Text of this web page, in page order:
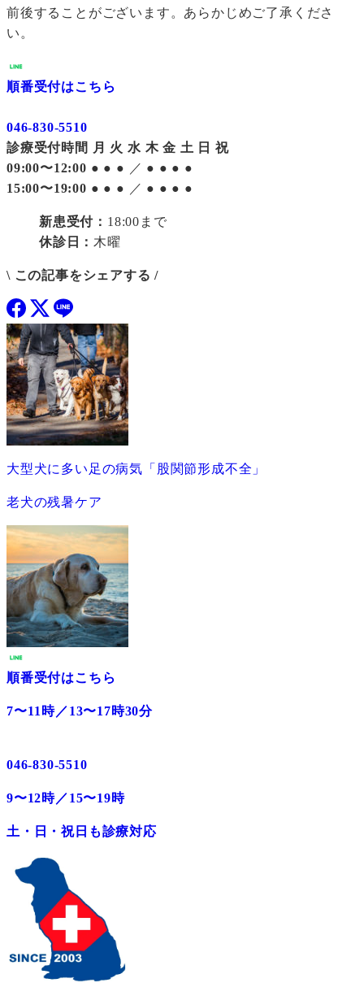
前後することがございます。あらかじめご了承くださ
い。
順番受付はこちら
046-830-5510
診療受付時間
月 火 水 木 金 土 日 祝
09:00〜12:00 ● ● ● ／ ● ● ● ●
15:00〜19:00 ● ● ● ／ ● ● ● ●
新患受付： 18:00まで
休診日： 木曜
\ この記事をシェアする /
大型犬に多い足の病気「股関節形成不全」
老犬の残暑ケア
順番受付はこちら
7〜11時／13〜17時30分
046-830-5510
9〜12時／15〜19時
土・日・祝日も診療対応